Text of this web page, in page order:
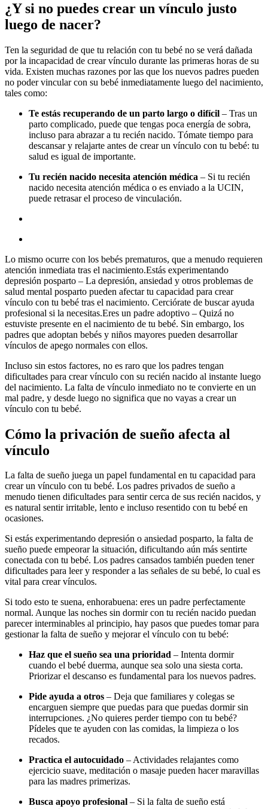
¿Y si no puedes crear un vínculo justo
luego de nacer?
Ten la seguridad de que tu relación con tu bebé no se verá dañada
por la incapacidad de crear vínculo durante las primeras horas de su
vida. Existen muchas razones por las que los nuevos padres pueden
no poder vincular con su bebé inmediatamente luego del nacimiento,
tales como:
Te estás recuperando de un parto largo o difícil – Tras un
parto complicado, puede que tengas poca energía de sobra,
incluso para abrazar a tu recién nacido. Tómate tiempo para
descansar y relajarte antes de crear un vínculo con tu bebé: tu
salud es igual de importante.
Tu recién nacido necesita atención médica – Si tu recién
nacido necesita atención médica o es enviado a la UCIN,
puede retrasar el proceso de vinculación.
Lo mismo ocurre con los bebés prematuros, que a menudo requieren
atención inmediata tras el nacimiento.Estás experimentando
depresión posparto – La depresión, ansiedad y otros problemas de
salud mental posparto pueden afectar tu capacidad para crear
vínculo con tu bebé tras el nacimiento. Cerciórate de buscar ayuda
profesional si la necesitas.Eres un padre adoptivo – Quizá no
estuviste presente en el nacimiento de tu bebé. Sin embargo, los
padres que adoptan bebés y niños mayores pueden desarrollar
vínculos de apego normales con ellos.
Incluso sin estos factores, no es raro que los padres tengan
dificultades para crear vínculo con su recién nacido al instante luego
del nacimiento. La falta de vínculo inmediato no te convierte en un
mal padre, y desde luego no significa que no vayas a crear un
vínculo con tu bebé.
Cómo la privación de sueño afecta al
vínculo
La falta de sueño juega un papel fundamental en tu capacidad para
crear un vínculo con tu bebé. Los padres privados de sueño a
menudo tienen dificultades para sentir cerca de sus recién nacidos, y
es natural sentir irritable, lento e incluso resentido con tu bebé en
ocasiones.
Si estás experimentando depresión o ansiedad posparto, la falta de
sueño puede empeorar la situación, dificultando aún más sentirte
conectada con tu bebé. Los padres cansados también pueden tener
dificultades para leer y responder a las señales de su bebé, lo cual es
vital para crear vínculos.
Si todo esto te suena, enhorabuena: eres un padre perfectamente
normal. Aunque las noches sin dormir con tu recién nacido puedan
parecer interminables al principio, hay pasos que puedes tomar para
gestionar la falta de sueño y mejorar el vínculo con tu bebé:
Haz que el sueño sea una prioridad – Intenta dormir
cuando el bebé duerma, aunque sea solo una siesta corta.
Priorizar el descanso es fundamental para los nuevos padres.
Pide ayuda a otros – Deja que familiares y colegas se
encarguen siempre que puedas para que puedas dormir sin
interrupciones. ¿No quieres perder tiempo con tu bebé?
Pídeles que te ayuden con las comidas, la limpieza o los
recados.
Practica el autocuidado – Actividades relajantes como
ejercicio suave, meditación o masaje pueden hacer maravillas
para las madres primerizas.
Busca apoyo profesional – Si la falta de sueño está